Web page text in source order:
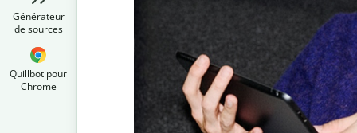
Générateur
de sources
Quillbot pour
Chrome